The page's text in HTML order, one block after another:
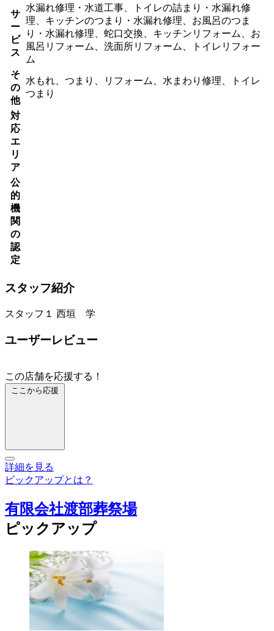
サ
ー
ビ
ス
水漏れ修理・水道工事、トイレの詰まり・水漏れ修
理、キッチンのつまり・水漏れ修理、お風呂のつま
り・水漏れ修理、蛇口交換、キッチンリフォーム、お
風呂リフォーム、洗面所リフォーム、トイレリフォー
ム
そ
の
他
水もれ、つまり、リフォーム、水まわり修理、トイレ
つまり
対
応
エ
リ
ア
公
的
機
関
の
認
定
スタッフ紹介
スタッフ１ 西垣 学
ユーザーレビュー
この店舗を応援する！
ここから応援
詳細を見る
ピックアップとは？
有限会社渡部葬祭場
ピックアップ